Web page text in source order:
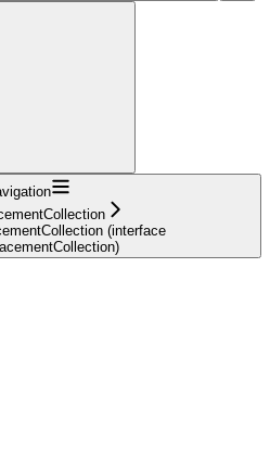
(interface